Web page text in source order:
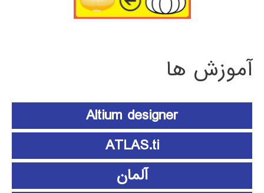
آموزش ها
Altium designer
ATLAS.ti
آلمان